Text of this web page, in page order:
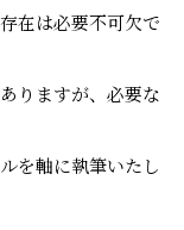
在は必要不可欠で
りますが、必要な
を軸に執筆いたし